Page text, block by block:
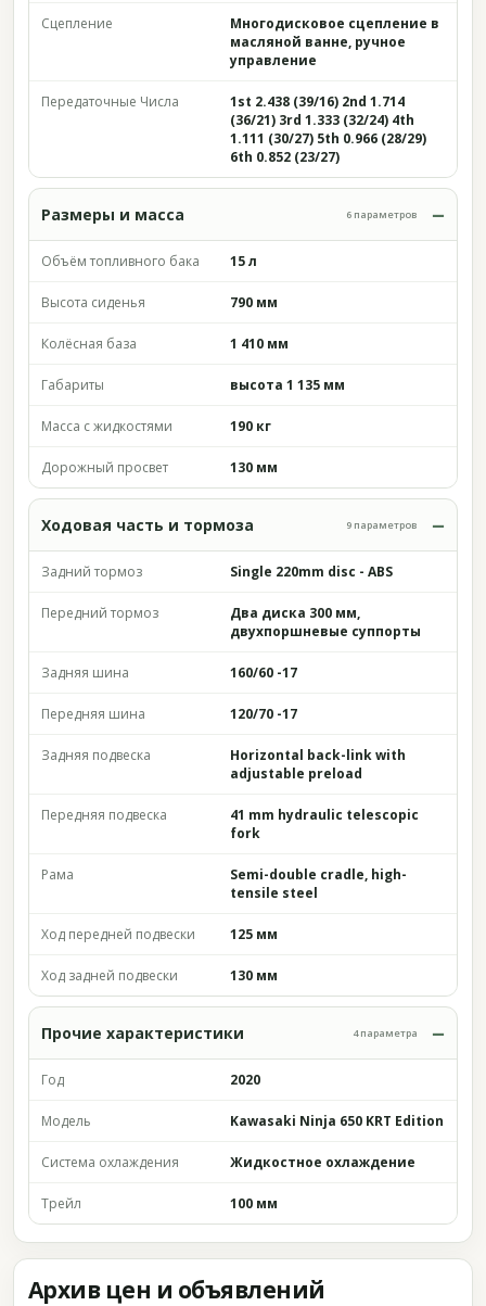
Сцепление
Многодисковое сцепление в
масляной ванне, ручное
управление
Передаточные Числа
1st 2.438 (39/16) 2nd 1.714
(36/21) 3rd 1.333 (32/24) 4th
1.111 (30/27) 5th 0.966 (28/29)
6th 0.852 (23/27)
Размеры и масса 6 параметров
Объём топливного бака 15 л
Высота сиденья 790 мм
Колёсная база 1 410 мм
Габариты высота 1 135 мм
Масса с жидкостями 190 кг
Дорожный просвет 130 мм
Ходовая часть и тормоза 9 параметров
Задний тормоз Single 220mm disc - ABS
Передний тормоз
Два диска 300 мм,
двухпоршневые суппорты
Задняя шина 160/60 -17
Передняя шина 120/70 -17
Задняя подвеска
Horizontal back-link with
adjustable preload
Передняя подвеска
41 mm hydraulic telescopic
fork
Рама
Semi-double cradle, high-
tensile steel
Ход передней подвески 125 мм
Ход задней подвески 130 мм
Прочие характеристики 4 параметра
Год 2020
Модель Kawasaki Ninja 650 KRT Edition
Система охлаждения Жидкостное охлаждение
Трейл 100 мм
Архив цен и объявлений